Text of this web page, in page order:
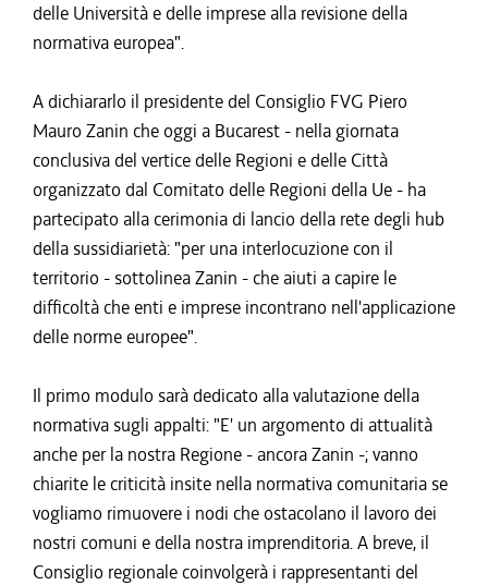
delle Università e delle imprese alla revisione della
normativa europea".
A dichiararlo il presidente del Consiglio FVG Piero
Mauro Zanin che oggi a Bucarest - nella giornata
conclusiva del vertice delle Regioni e delle Città
organizzato dal Comitato delle Regioni della Ue - ha
partecipato alla cerimonia di lancio della rete degli hub
della sussidiarietà: "per una interlocuzione con il
territorio - sottolinea Zanin - che aiuti a capire le
difficoltà che enti e imprese incontrano nell'applicazione
delle norme europee".
Il primo modulo sarà dedicato alla valutazione della
normativa sugli appalti: "E' un argomento di attualità
anche per la nostra Regione - ancora Zanin -; vanno
chiarite le criticità insite nella normativa comunitaria se
vogliamo rimuovere i nodi che ostacolano il lavoro dei
nostri comuni e della nostra imprenditoria. A breve, il
Consiglio regionale coinvolgerà i rappresentanti del